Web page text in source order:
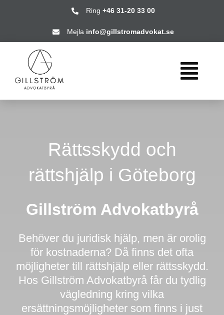
Ring +46 31-20 33 00
Mejla info@gillstromadvokat.se
FRÅGOR
OM OSS
KONTAKT
Rättsskydd och
rättshjälp i Göteborg
Gillström Advokatbyrå
Behöver du juridisk hjälp, men är orolig
för kostnaderna? Då finns det ofta
möjligheter till rättshjälp eller rättsskydd.
Hos Gillström Advokatbyrå får du tydlig
vägledning kring vilka
ersättningsmöjligheter som finns i just